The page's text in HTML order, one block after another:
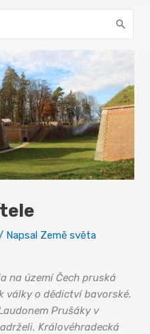
Napsal Země světa
na území Čech pruská
války o dědictví bavorské.
Prušáky v
Královéhradecká